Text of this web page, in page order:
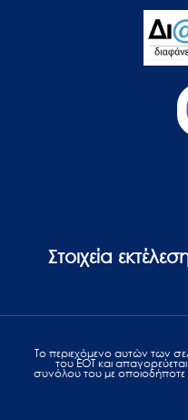
Στοιχεία
Το περιεχόμενο αυτών των
του ΕΟΤ και
συνόλου του με